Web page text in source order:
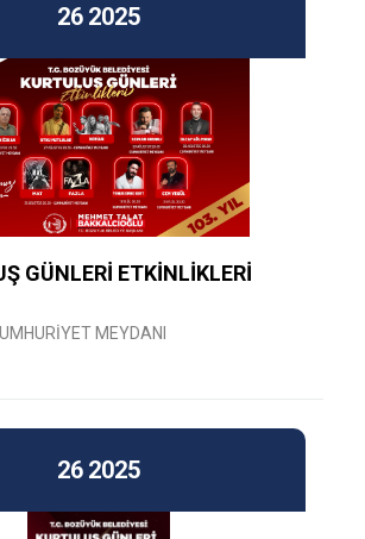
26 2025
GÜNLERİ ETKİNLİKLERİ
MEYDANI
26 2025